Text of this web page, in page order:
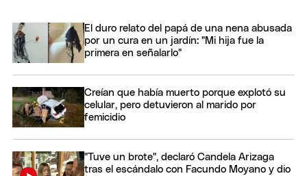
El duro relato del papá de una nena abusada
por un cura en un jardín: "Mi hija fue la
primera en señalarlo"
Creían que había muerto porque explotó su
celular, pero detuvieron al marido por
femicidio
"Tuve un brote", declaró Candela Arizaga
tras el escándalo con Facundo Moyano y dio